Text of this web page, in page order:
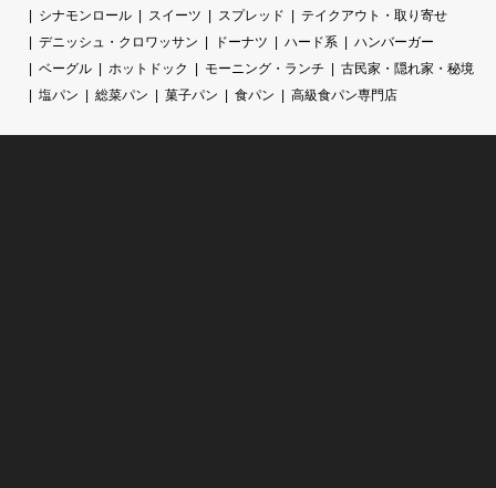
シナモンロール
スイーツ スプレッド
テイクアウト・取り寄せ
デニッシュ・クロワッサン
ドーナツ ハード系
ハンバーガー
ベーグル
ホットドック モーニング・ランチ
古民家・隠れ家・秘境
塩パン
総菜パン 菓子パン 食パン 高級食パン専門店